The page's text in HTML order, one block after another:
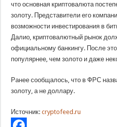
что основная криптовалюта
золоту. Представители его
возможности инвестирования в
Далио, криптовалютный рынок
официальному банкингу. После
популярнее, чем золото и даже
Ранее сообщалось, что в ФРС
золоту, а не доллару.
Источник: cryptofeed.ru